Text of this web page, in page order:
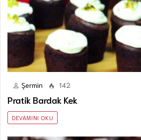
Şermin 142
Pratik Bardak Kek
DEVAMINI OKU